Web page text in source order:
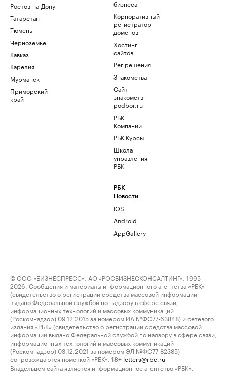
Ростов-на-Дону
Татарстан
Тюмень
Черноземье
Кавказ
Карелия
Мурманск
Приморский
край
бизнеса
Корпоративный
регистратор
доменов
Хостинг
сайтов
Рег.решения
Знакомства
Сайт
знакомств
podbor.ru
РБК
Компании
РБК Курсы
Школа
управления
РБК
РБК
Новости
iOS
Android
AppGallery
© ООО «БИЗНЕСПРЕСС», АО «РОСБИЗНЕСКОНСАЛТИНГ», 1995–
2026. Сообщения и материалы информационного агентства «РБК»
(свидетельство о регистрации средства массовой информации
выдано Федеральной службой по надзору в сфере связи,
информационных технологий и массовых коммуникаций
(Роскомнадзор) 09.12.2015 за номером ИА №ФС77-63848) и сетевого
издания «РБК» (свидетельство о регистрации средства массовой
информации выдано Федеральной службой по надзору в сфере связи,
информационных технологий и массовых коммуникаций
(Роскомнадзор) 03.12.2021 за номером ЭЛ №ФС77-82385)
сопровождаются пометкой «РБК».
18+ letters@rbc.ru
Владельцем сайта является информационное агентство «РБК».